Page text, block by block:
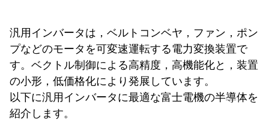
汎用インバータは，ベルトコンベヤ，ファン，ポン
プなどのモータを可変速運転する電力変換装置で
す。ベクトル制御による高精度，高機能化と，装置
の小形，低価格化により発展しています。
以下に汎用インバータに最適な富士電機の半導体を
紹介します。